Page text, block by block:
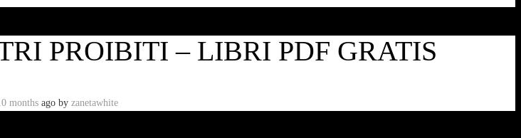
PROIBITI – LIBRI PDF GRATIS
months ago by zanetawhite